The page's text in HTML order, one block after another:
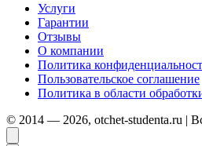
Услуги
Гарантии
Отзывы
О компании
Политика
Пользовательское соглашение
Политика в области
© 2014 — 2026, otchet-studenta.ru |